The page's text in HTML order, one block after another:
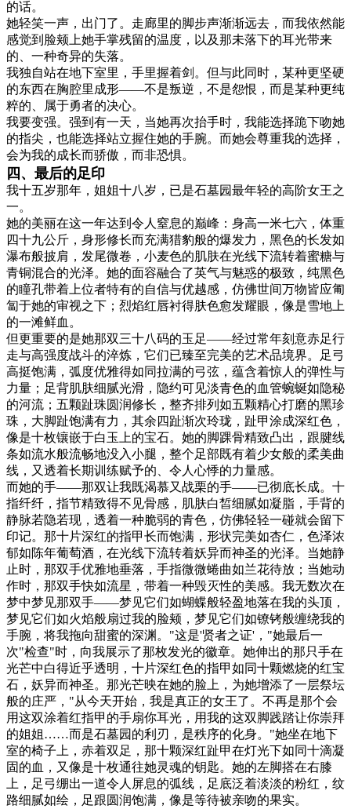
的话。
她轻笑一声，出门了。走廊里的脚步声渐渐远去，而我依然能
感觉到脸颊上她手掌残留的温度，以及那未落下的耳光带来
的、一种奇异的失落。
我独自站在地下室里，手里握着剑。但与此同时，某种更坚硬
的东西在胸腔里成形——不是叛逆，不是怨恨，而是某种更纯
粹的、属于勇者的决心。
我要变强。强到有一天，当她再次抬手时，我能选择跪下吻她
的指尖，也能选择站立握住她的手腕。而她会尊重我的选择，
会为我的成长而骄傲，而非恐惧。
四、最后的足印
我十五岁那年，姐姐十八岁，已是石墓园最年轻的高阶女王之
一。
她的美丽在这一年达到令人窒息的巅峰：身高一米七六，体重
四十九公斤，身形修长而充满猎豹般的爆发力，黑色的长发如
瀑布般披肩，发尾微卷，小麦色的肌肤在光线下流转着蜜糖与
青铜混合的光泽。她的面容融合了英气与魅惑的极致，纯黑色
的瞳孔带着上位者特有的自信与优越感，仿佛世间万物皆应匍
匐于她的审视之下；烈焰红唇衬得肤色愈发耀眼，像是雪地上
的一滩鲜血。
但更重要的是她那双三十八码的玉足——经过常年刻意赤足行
走与高强度战斗的淬炼，它们已臻至完美的艺术品境界。足弓
高挺饱满，弧度优雅得如同拉满的弓弦，蕴含着惊人的弹性与
力量；足背肌肤细腻光滑，隐约可见淡青色的血管蜿蜒如隐秘
的河流；五颗趾珠圆润修长，整齐排列如五颗精心打磨的黑珍
珠，大脚趾饱满有力，其余四趾渐次玲珑，趾甲涂成深红色，
像是十枚镶嵌于白玉上的宝石。她的脚踝骨精致凸出，跟腱线
条如流水般流畅地没入小腿，整个足部既有着少女般的柔美曲
线，又透着长期训练赋予的、令人心悸的力量感。
而她的手——那双让我既渴慕又战栗的手——已彻底长成。十
指纤纤，指节精致得不见骨感，肌肤白皙细腻如凝脂，手背的
静脉若隐若现，透着一种脆弱的青色，仿佛轻轻一碰就会留下
印记。那十片深红的指甲长而饱满，形状完美如杏仁，色泽浓
郁如陈年葡萄酒，在光线下流转着妖异而神圣的光泽。当她静
止时，那双手优雅地垂落，手指微微蜷曲如兰花待放；当她动
作时，那双手快如流星，带着一种毁灭性的美感。我无数次在
梦中梦见那双手——梦见它们如蝴蝶般轻盈地落在我的头顶，
梦见它们如火焰般扇过我的脸颊，梦见它们如镣铐般缠绕我的
手腕，将我拖向甜蜜的深渊。"这是'贤者之证'，"她最后一
次"检查"时，向我展示了那枚发光的徽章。她伸出的那只手在
光芒中白得近乎透明，十片深红色的指甲如同十颗燃烧的红宝
石，妖异而神圣。那光芒映在她的脸上，为她增添了一层祭坛
般的庄严，"从今天开始，我是真正的女王了。不再是那个会
用这双涂着红指甲的手扇你耳光，用我的这双脚践踏让你崇拜
的姐姐……而是石墓园的利刃，是秩序的化身。"她坐在地下
室的椅子上，赤着双足，那十颗深红趾甲在灯光下如同十滴凝
固的血，又像是十枚通往她灵魂的钥匙。她的左脚搭在右膝
上，足弓绷出一道令人屏息的弧线，足底泛着淡淡的粉红，纹
路细腻如绘，足跟圆润饱满，像是等待被亲吻的果实。